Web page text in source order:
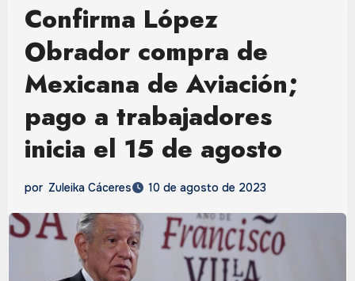
Confirma López
Obrador compra de
Mexicana de Aviación;
pago a trabajadores
inicia el 15 de agosto
por Zuleika Cáceres 10 de agosto de 2023